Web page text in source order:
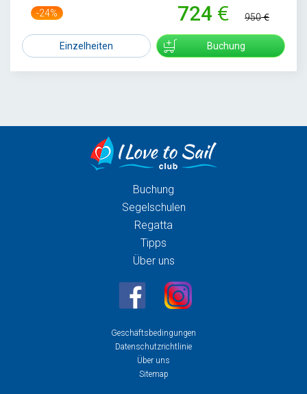
-24% 724 950
Einzelheiten Buchung
Buchung
Segelschulen
Regatta
Tipps
Über uns
Geschäftsbedingungen
Datenschutzrichtlinie
Über uns
Sitemap